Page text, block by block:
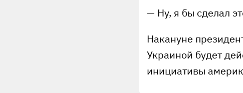
— Ну, я бы сделал
Накануне
Украиной будет
инициативы